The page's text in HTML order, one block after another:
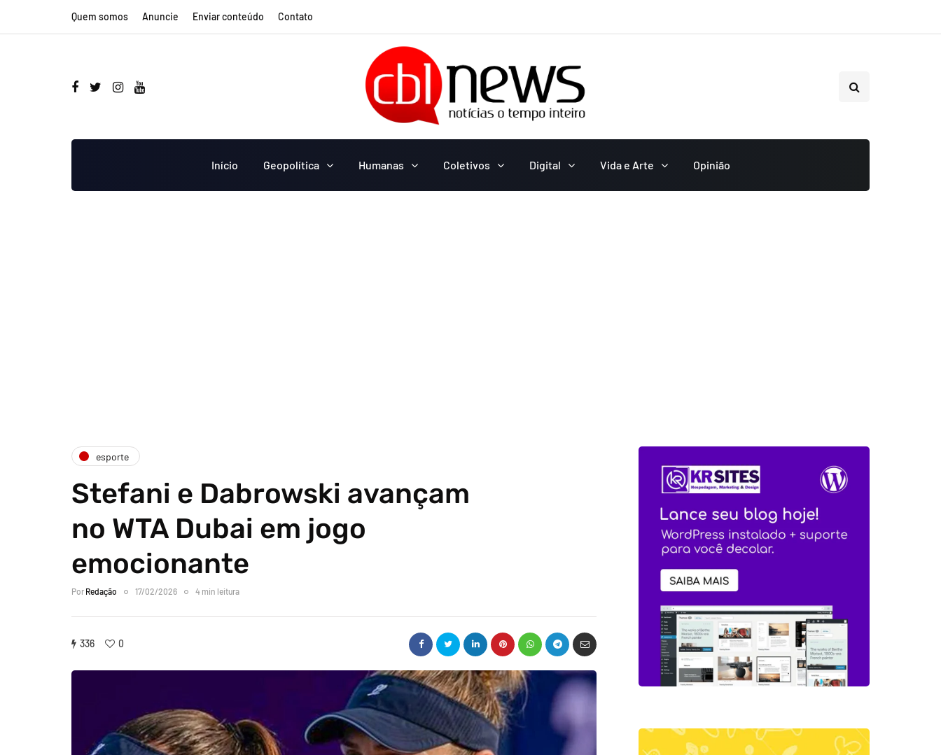
Quem somos Anuncie Enviar conteúdo Contato
Início Geopolítica Humanas Coletivos Digital Vida e Arte Opinião
esporte
Stefani e Dabrowski avançam
no WTA Dubai em jogo
emocionante
Por Redação 17/02/2026 4 min leitura
336 0